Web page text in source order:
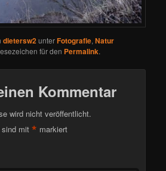
dietersw2unterFotografie,Natur
für den Permalink.
Kommentar
wird nicht veröffentlicht.
sind mit* markiert